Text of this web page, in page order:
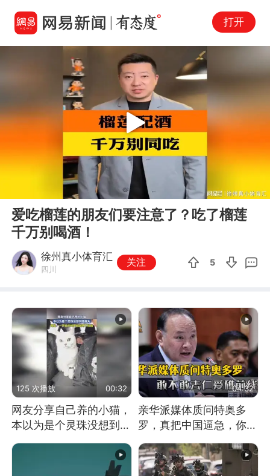
打开
03:17
Play
爱吃榴莲的朋友们要注意了？吃了榴莲
千万别喝酒！
徐州真小体育汇
四川
关注 5
125 次播放 00:32
网友分享自己养的小猫，
本以为是个灵珠没想到是
魔丸
04:32
亲华派媒体质问特奥多
罗，真把中国逼急，你敢
不敢去仁爱礁前线？